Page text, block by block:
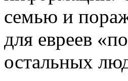
семью и
для евреев
остальных